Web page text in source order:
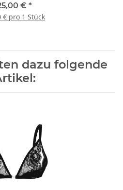
€ *
€ pro 1 Stück
dazu folgende